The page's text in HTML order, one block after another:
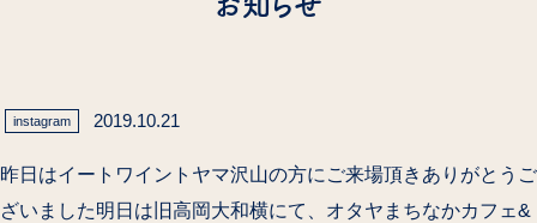
instagram 2019.10.21
昨日はイートワイントヤマ沢山の方にご来場頂きありがとうご
ざいました明日は旧高岡大和横にて、オタヤまちなかカフェ&